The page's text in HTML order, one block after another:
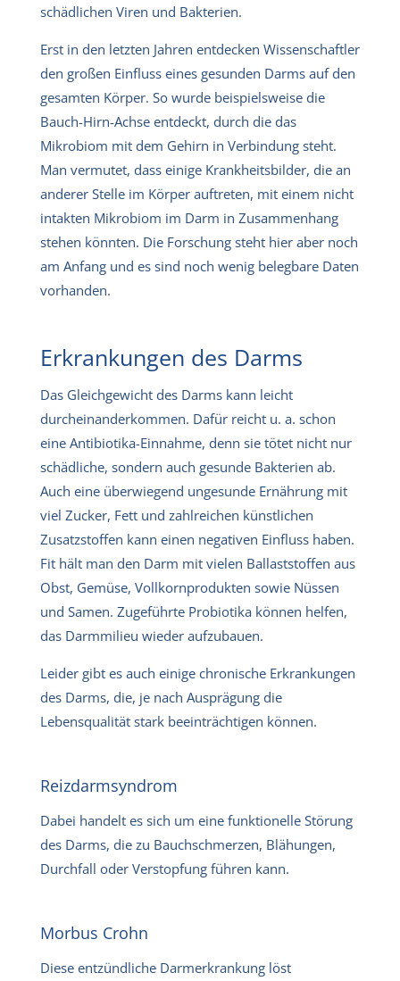
schädlichen Viren und Bakterien.
Erst in den letzten Jahren entdecken Wissenschaftler
den großen Einfluss eines gesunden Darms auf den
gesamten Körper. So wurde beispielsweise die
Bauch-Hirn-Achse entdeckt, durch die das
Mikrobiom mit dem Gehirn in Verbindung steht.
Man vermutet, dass einige Krankheitsbilder, die an
anderer Stelle im Körper auftreten, mit einem nicht
intakten Mikrobiom im Darm in Zusammenhang
stehen könnten. Die Forschung steht hier aber noch
am Anfang und es sind noch wenig belegbare Daten
vorhanden.
Erkrankungen des Darms
Das Gleichgewicht des Darms kann leicht
durcheinanderkommen. Dafür reicht u. a. schon
eine Antibiotika-Einnahme, denn sie tötet nicht nur
schädliche, sondern auch gesunde Bakterien ab.
Auch eine überwiegend ungesunde Ernährung mit
viel Zucker, Fett und zahlreichen künstlichen
Zusatzstoffen kann einen negativen Einfluss haben.
Fit hält man den Darm mit vielen Ballaststoffen aus
Obst, Gemüse, Vollkornprodukten sowie Nüssen
und Samen. Zugeführte Probiotika können helfen,
das Darmmilieu wieder aufzubauen.
Leider gibt es auch einige chronische Erkrankungen
des Darms, die, je nach Ausprägung die
Lebensqualität stark beeinträchtigen können.
Reizdarmsyndrom
Dabei handelt es sich um eine funktionelle Störung
des Darms, die zu Bauchschmerzen, Blähungen,
Durchfall oder Verstopfung führen kann.
Morbus Crohn
Diese entzündliche Darmerkrankung löst